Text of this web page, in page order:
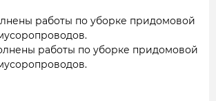
работы по уборке придомовой
работы по уборке придомовой